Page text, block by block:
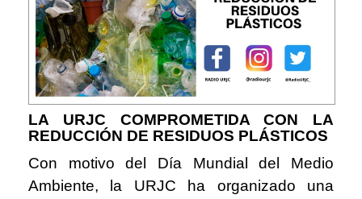
LA URJC COMPROMETIDA CON LA
REDUCCIÓN DE RESIDUOS PLÁSTICOS
Con motivo del Día Mundial del Medio
Ambiente, la URJC ha organizado una